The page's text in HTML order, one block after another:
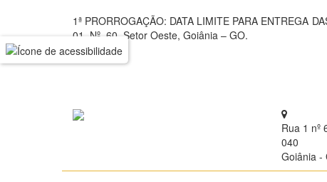
1ª PRORROGAÇÃO: DATA LIMITE PARA ENTREGA
01, Nº. 60, Setor Oeste, Goiânia – GO.
Rua 1 nº
040
Goiânia -